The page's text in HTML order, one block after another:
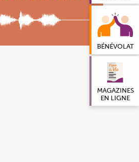
BÉNÉVOLAT
MAGAZINES
EN LIGNE